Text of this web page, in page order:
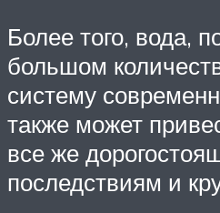
Более того, вода,
большом
систему
также может
все же
последствиям и